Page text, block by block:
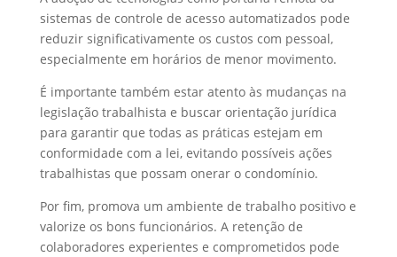
sistemas de controle de acesso automatizados pode
reduzir significativamente os custos com pessoal,
especialmente em horários de menor movimento.
É importante também estar atento às mudanças na
legislação trabalhista e buscar orientação jurídica
para garantir que todas as práticas estejam em
conformidade com a lei, evitando possíveis ações
trabalhistas que possam onerar o condomínio.
Por fim, promova um ambiente de trabalho positivo e
valorize os bons funcionários. A retenção de
colaboradores experientes e comprometidos pode